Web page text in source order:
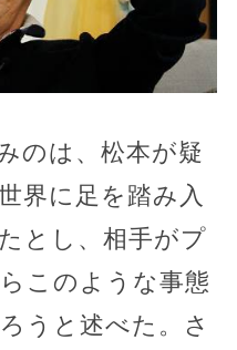
のは、松本が疑
界に足を踏み入
とし、相手がプ
このような事態
うと述べた。さ